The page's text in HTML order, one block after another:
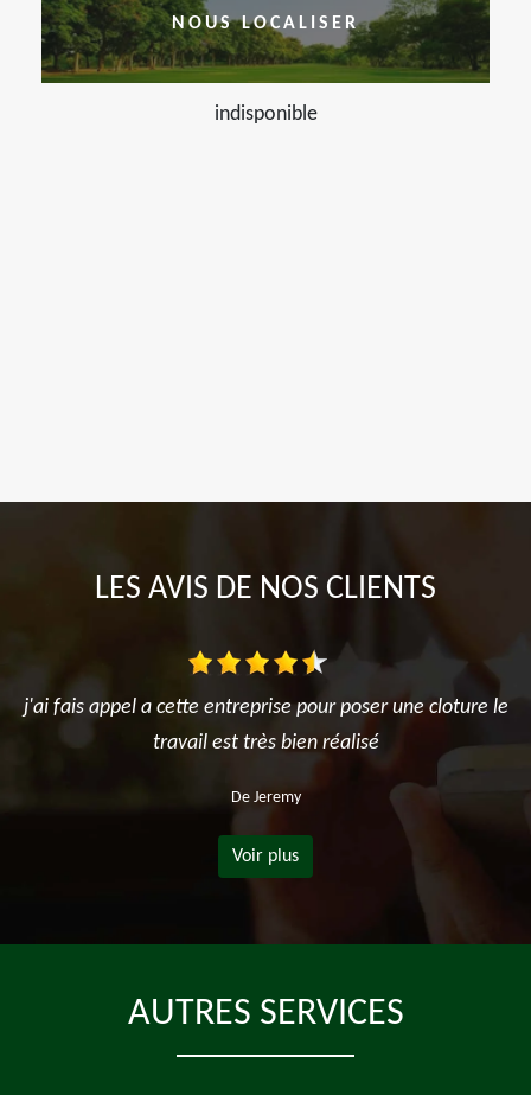
NOUS LOCALISER
indisponible
LES AVIS DE NOS CLIENTS
j'ai fais appel a cette entreprise pour poser une cloture le
travail est très bien réalisé
De Jeremy
Voir plus
AUTRES SERVICES